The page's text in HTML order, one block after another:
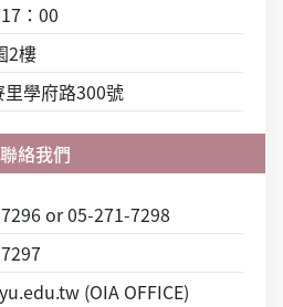
：00
2樓
學府路300號
or 05-271-7298
(OIA OFFICE)